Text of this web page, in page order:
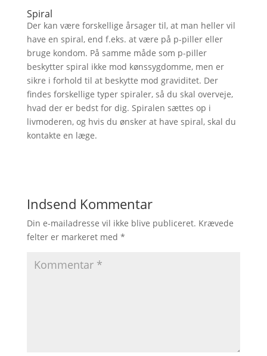
Spiral
Der kan være forskellige årsager til, at man heller vil
have en spiral, end f.eks. at være på p-piller eller
bruge kondom. På samme måde som p-piller
beskytter spiral ikke mod kønssygdomme, men er
sikre i forhold til at beskytte mod graviditet. Der
findes forskellige typer spiraler, så du skal overveje,
hvad der er bedst for dig. Spiralen sættes op i
livmoderen, og hvis du ønsker at have spiral, skal du
kontakte en læge.
Indsend Kommentar
Din e-mailadresse vil ikke blive publiceret. Krævede
felter er markeret med *